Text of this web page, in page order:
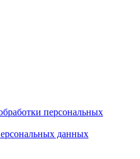
персональных
данных